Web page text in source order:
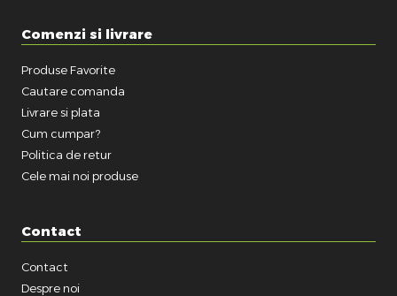
Comenzi si livrare
Produse Favorite
Cautare comanda
Livrare si plata
Cum cumpar?
Politica de retur
Cele mai noi produse
Contact
Contact
Despre noi